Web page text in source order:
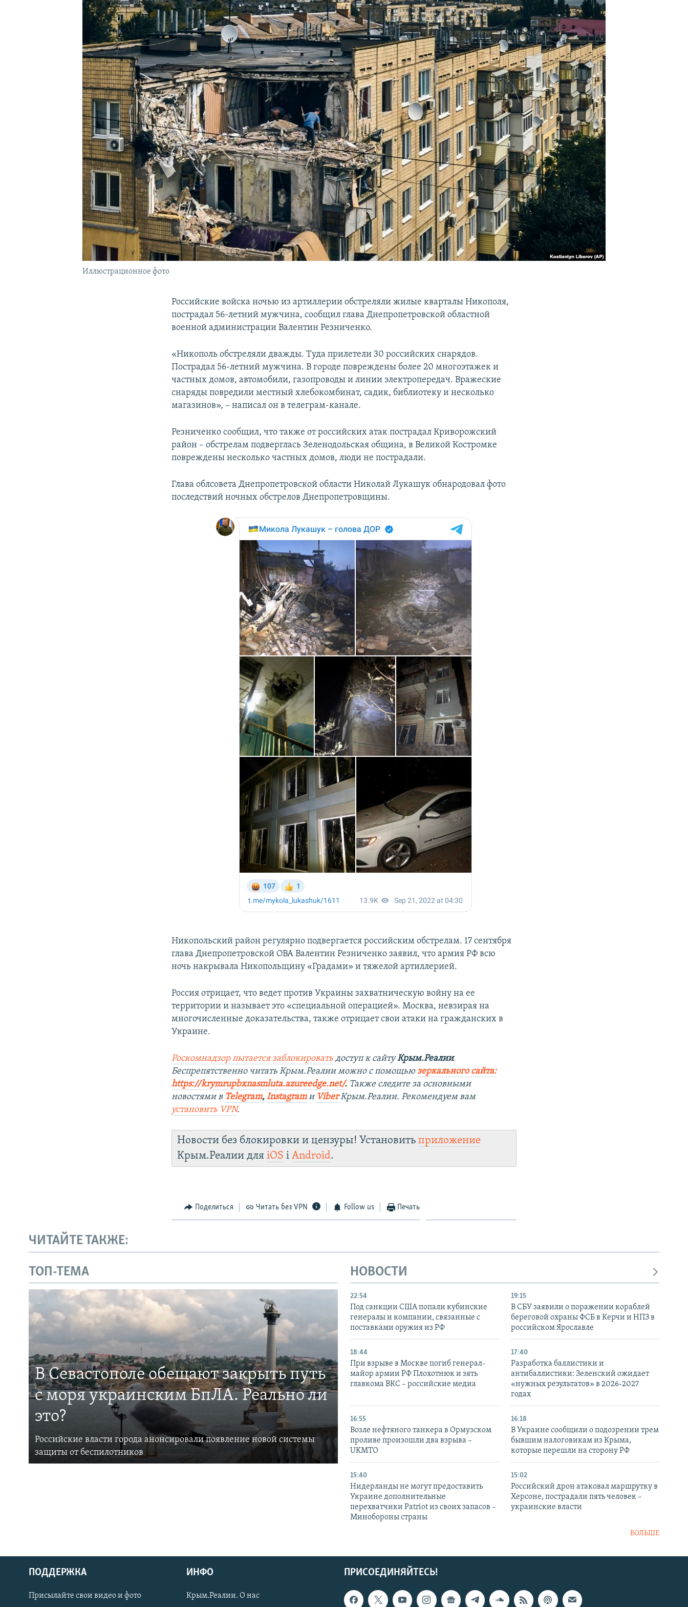
КРЫМ.НЕПОКОРЕННЫЙ
УКРАИНСКАЯ ПРОБЛЕМА КРЫМА
Українською
Иллюстрационное фото
Российские войска ночью из артиллерии обстреляли жилые кварталы Никополя,
пострадал 56-летний мужчина, сообщил глава Днепропетровской областной
военной администрации Валентин Резниченко.
«Никополь обстреляли дважды. Туда прилетели 30 российских снарядов.
Пострадал 56-летний мужчина. В городе повреждены более 20 многоэтажек и
частных домов, автомобили, газопроводы и линии электропередач. Вражеские
снаряды повредили местный хлебокомбинат, садик, библиотеку и несколько
магазинов», – написал он в телеграм-канале.
Резниченко сообщил, что также от российских атак пострадал Криворожский
район – обстрелам подверглась Зеленодольская община, в Великой Костромке
повреждены несколько частных домов, люди не пострадали.
Глава облсовета Днепропетровской области Николай Лукашук обнародовал фото
последствий ночных обстрелов Днепропетровщины.
Никопольский район регулярно подвергается российским обстрелам. 17 сентября
глава Днепропетровской ОВА Валентин Резниченко заявил, что армия РФ всю
ночь накрывала Никопольщину «Градами» и тяжелой артиллерией.
Россия отрицает, что ведет против Украины захватническую войну на ее
территории и называет это «специальной операцией». Москва, невзирая на
многочисленные доказательства, также отрицает свои атаки на гражданских в
Украине.
Роскомнадзор пытается заблокировать доступ к сайтуКрым.Реалии.
Беспрепятственно читать Крым.Реалии можно с помощьюзеркального сайта:
https://krymrupbxnasmluta.azureedge.net/. ​ Также следите за основными
новостями в Telegram, Instagram и ViberКрым.Реалии. Рекомендуем вам
установить VPN.
Новости без блокировки и цензуры! Установитьприложение
Крым.Реалии дляiOS іAndroid.
Поделиться Читать без VPN Follow us Печать
ЧИТАЙТЕ ТАКЖЕ:
ТОП-ТЕМА
В Севастополе обещают закрыть путь
с моря украинским БпЛА. Реально ли
это?
Российские власти города анонсировали появление новой системы
защиты от беспилотников
НОВОСТИ
22:54
Под санкции США попали кубинские
генералы и компании, связанные с
поставками оружия из РФ
19:15
В СБУ заявили о поражении кораблей
береговой охраны ФСБ в Керчи и НПЗ в
российском Ярославле
18:44
При взрыве в Москве погиб генерал-
майор армии РФ Плохотнюк и зять
главкома ВКС – российские медиа
17:40
Разработка баллистики и
антибаллистики: Зеленский ожидает
«нужных результатов» в 2026-2027
годах
16:55
Возле нефтяного танкера в Ормузском
проливе произошли два взрыва –
UKMTO
16:18
В Украине сообщили о подозрении трем
бывшим налоговикам из Крыма,
которые перешли на сторону РФ
15:40
Нидерланды не могут предоставить
Украине дополнительные
перехватчики Patriot из своих запасов –
Минобороны страны
15:02
Российский дрон атаковал маршрутку в
Херсоне, пострадали пять человек –
украинские власти
БОЛЬШЕ
ПРИСОЕДИНЯЙТЕСЬ!
ПОДДЕРЖКА
Присылайте свои видео и фото
ИНФО
Крым.Реалии. О нас